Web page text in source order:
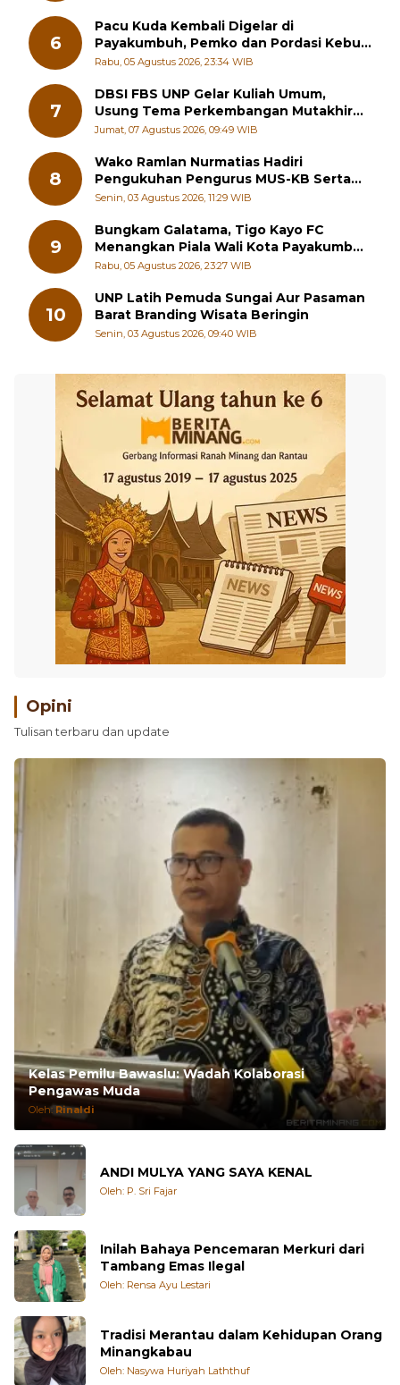
6
Pacu Kuda Kembali Digelar di
Payakumbuh, Pemko dan Pordasi Kebut
Persiapan!
Rabu, 05 Agustus 2026, 23:34 WIB
7
DBSI FBS UNP Gelar Kuliah Umum,
Usung Tema Perkembangan Mutakhir
Sastra Dunia
Jumat, 07 Agustus 2026, 09:49 WIB
8
Wako Ramlan Nurmatias Hadiri
Pengukuhan Pengurus MUS-KB Serta
LMKB Periode 2026-2031,
Senin, 03 Agustus 2026, 11:29 WIB
9
Bungkam Galatama, Tigo Kayo FC
Menangkan Piala Wali Kota Payakumbuh
Cup 2026
Rabu, 05 Agustus 2026, 23:27 WIB
10
UNP Latih Pemuda Sungai Aur Pasaman
Barat Branding Wisata Beringin
Senin, 03 Agustus 2026, 09:40 WIB
Opini
Tulisan terbaru dan update
Kelas Pemilu Bawaslu: Wadah Kolaborasi
Pengawas Muda
Oleh: Rinaldi
ANDI MULYA YANG SAYA KENAL
Oleh: P. Sri Fajar
Inilah Bahaya Pencemaran Merkuri dari
Tambang Emas Ilegal
Oleh: Rensa Ayu Lestari
Tradisi Merantau dalam Kehidupan Orang
Minangkabau
Oleh: Nasywa Huriyah Laththuf